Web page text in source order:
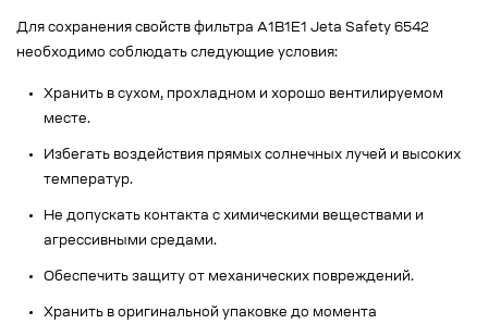
Для сохранения свойств фильтра A1B1E1 Jeta Safety 6542
необходимо соблюдать следующие условия:
Хранить в сухом, прохладном и хорошо вентилируемом
месте.
Избегать воздействия прямых солнечных лучей и высоких
температур.
Не допускать контакта с химическими веществами и
агрессивными средами.
Обеспечить защиту от механических повреждений.
Хранить в оригинальной упаковке до момента